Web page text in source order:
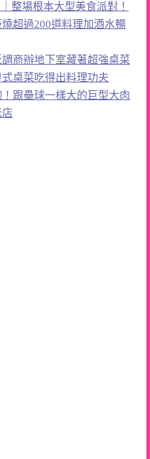
整場根本大型美食派對！
超過200道料理加酒水暢
商辦地下室藏著超強桌菜
桌菜吃得出料理功夫
跟壘球一樣大的巨型大肉
店